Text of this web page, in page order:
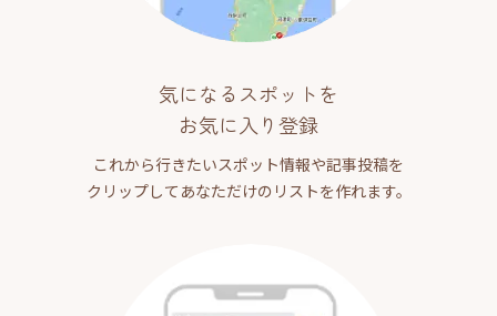
気になるスポットを
お気に入り登録
これから行きたいスポット情報や記事投稿を
クリップしてあなただけのリストを作れます。